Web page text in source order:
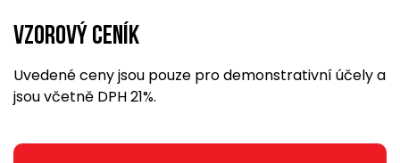
Vzorový ceník
Uvedené ceny jsou pouze pro demonstrativní účely a
jsou včetně DPH 21%.